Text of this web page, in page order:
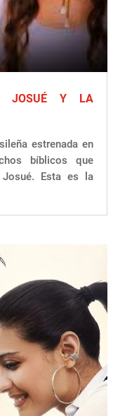
JOSUÉ Y LA
estrenada en
bíblicos que
Esta es la